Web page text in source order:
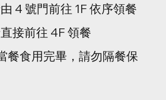
4 號門前往 1F 依序領餐
接前往 4F 領餐
餐食用完畢，請勿隔餐保